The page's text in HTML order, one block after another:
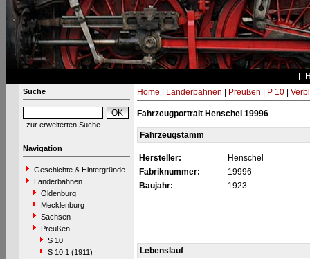
Suche
zur erweiterten Suche
Navigation
Geschichte & Hintergründe
Länderbahnen
Oldenburg
Mecklenburg
Sachsen
Preußen
S 10
S 10.1 (1911)
Home Länderbahnen Preußen P 10|
Fahrzeugportrait Henschel 19996
Fahrzeugstamm
Hersteller:
Henschel
Fabriknummer:
19996
Baujahr:
1923
Lebenslauf